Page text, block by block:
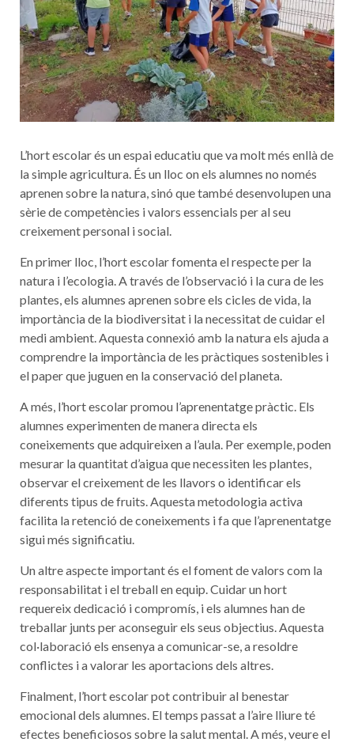
L’hort escolar és un espai educatiu que va molt més enllà de
la simple agricultura. És un lloc on els alumnes no només
aprenen sobre la natura, sinó que també desenvolupen una
sèrie de competències i valors essencials per al seu
creixement personal i social.
En primer lloc, l’hort escolar fomenta el respecte per la
natura i l’ecologia. A través de l’observació i la cura de les
plantes, els alumnes aprenen sobre els cicles de vida, la
importància de la biodiversitat i la necessitat de cuidar el
medi ambient. Aquesta connexió amb la natura els ajuda a
comprendre la importància de les pràctiques sostenibles i
el paper que juguen en la conservació del planeta.
A més, l’hort escolar promou l’aprenentatge pràctic. Els
alumnes experimenten de manera directa els
coneixements que adquireixen a l’aula. Per exemple, poden
mesurar la quantitat d’aigua que necessiten les plantes,
observar el creixement de les llavors o identificar els
diferents tipus de fruits. Aquesta metodologia activa
facilita la retenció de coneixements i fa que l’aprenentatge
sigui més significatiu.
Un altre aspecte important és el foment de valors com la
responsabilitat i el treball en equip. Cuidar un hort
requereix dedicació i compromís, i els alumnes han de
treballar junts per aconseguir els seus objectius. Aquesta
col·laboració els ensenya a comunicar-se, a resoldre
conflictes i a valorar les aportacions dels altres.
Finalment, l’hort escolar pot contribuir al benestar
emocional dels alumnes. El temps passat a l’aire lliure té
efectes beneficiosos sobre la salut mental. A més, veure el